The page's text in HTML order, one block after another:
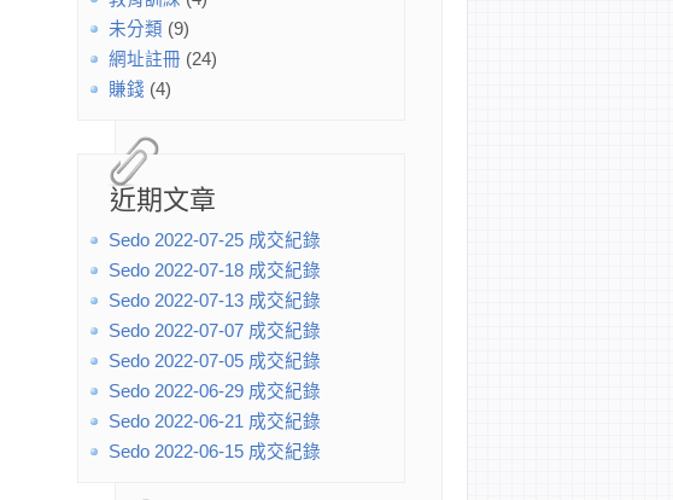
未分類 (9)
網址註冊 (24)
賺錢 (4)
近期文章
Sedo 2022-07-25 成交紀錄
Sedo 2022-07-18 成交紀錄
Sedo 2022-07-13 成交紀錄
Sedo 2022-07-07 成交紀錄
Sedo 2022-07-05 成交紀錄
Sedo 2022-06-29 成交紀錄
Sedo 2022-06-21 成交紀錄
Sedo 2022-06-15 成交紀錄